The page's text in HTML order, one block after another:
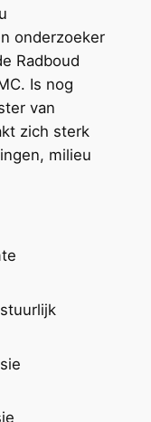
onderzoeker
Radboud
Is nog
van
zich sterk
milieu